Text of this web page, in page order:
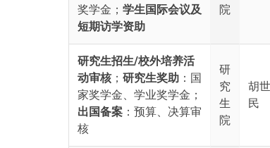
奖学金； 学生国际会议及
短期访学资助
院
研究生招生/校外培养活
动审核； 研究生奖助 ：国
家奖学金、学业奖学金；
出国备案 ：预算、决算审
核
研
究
生
院
胡世
民